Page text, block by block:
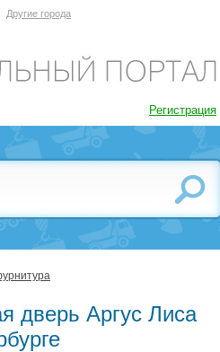
Другие города
Регистрация
дверь Аргус Лиса